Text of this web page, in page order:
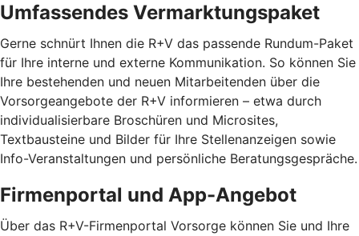
Umfassendes Vermarktungspaket
Gerne schnürt Ihnen die R+V das passende Rundum-Paket
für Ihre interne und externe Kommunikation. So können Sie
Ihre bestehenden und neuen Mitarbeitenden über die
Vorsorgeangebote der R+V informieren – etwa durch
individualisierbare Broschüren und Microsites,
Textbausteine und Bilder für Ihre Stellenanzeigen sowie
Info-Veranstaltungen und persönliche Beratungsgespräche.
Firmenportal und App-Angebot
Über das R+V-Firmenportal Vorsorge können Sie und Ihre